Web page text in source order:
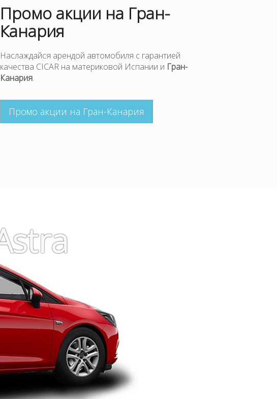
Промо акции на Гран-
Канария
Наслаждайся арендой автомобиля с гарантией
качества CICAR на материковой Испании и Гран-
Канария.
Промо акции на Гран-Канария